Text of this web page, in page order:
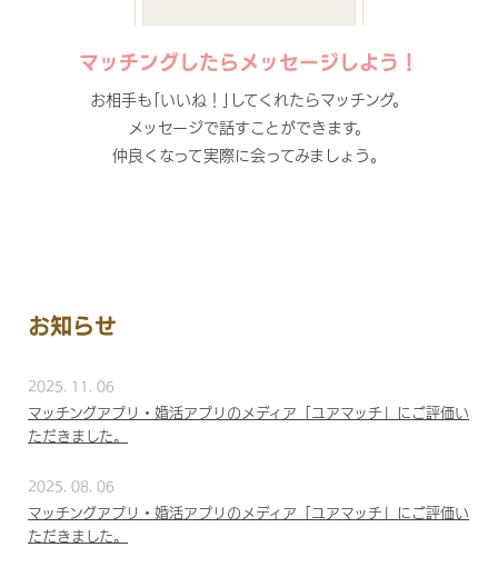
マッチングしたらメッセージしよう！
お相手も｢いいね！｣してくれたらマッチング。
メッセージで話すことができます。
仲良くなって実際に会ってみましょう。
お知らせ
2025. 11. 06
マッチングアプリ・婚活アプリのメディア「ユアマッチ」にご評価い
ただきました。
2025. 08. 06
マッチングアプリ・婚活アプリのメディア「ユアマッチ」にご評価い
ただきました。